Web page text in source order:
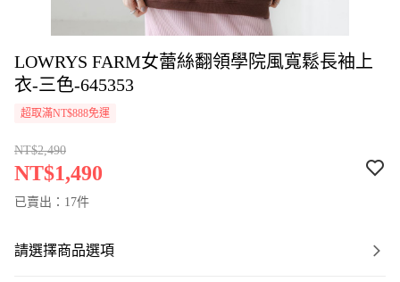
LOWRYS FARM女蕾絲翻領學院風寬鬆長袖上
衣-三色-645353
超取滿NT$888免運
NT$2,490
NT$1,490
已賣出：17件
請選擇商品選項